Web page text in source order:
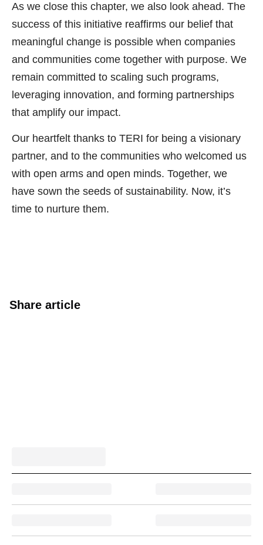
As we close this chapter, we also look ahead. The
success of this initiative reaffirms our belief that
meaningful change is possible when companies
and communities come together with purpose. We
remain committed to scaling such programs,
leveraging innovation, and forming partnerships
that amplify our impact.
Our heartfelt thanks to TERI for being a visionary
partner, and to the communities who welcomed us
with open arms and open minds. Together, we
have sown the seeds of sustainability. Now, it’s
time to nurture them.
Share article